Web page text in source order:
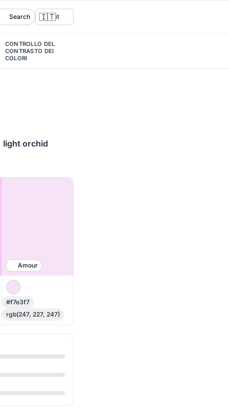
Search 🇮🇹it
CONTROLLO DEL
CONTRASTO DEI
COLORI
light orchid
Amour
#f7e3f7
rgb(247, 227, 247)